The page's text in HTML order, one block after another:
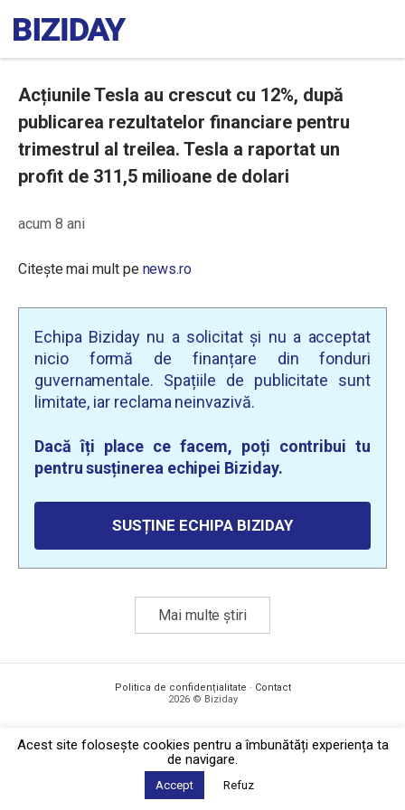
Acțiunile Tesla au crescut cu 12%, după
publicarea rezultatelor financiare pentru
trimestrul al treilea. Tesla a raportat un
profit de 311,5 milioane de dolari
acum 8 ani
Citește mai mult pe news.ro
Echipa Biziday nu a solicitat și nu a acceptat
nicio formă de finanțare din fonduri
guvernamentale. Spațiile de publicitate sunt
limitate, iar reclama neinvazivă.
Dacă îți place ce facem, poți contribui tu
pentru susținerea echipei Biziday.
SUSȚINE ECHIPA BIZIDAY
Mai multe știri
Politica de confidențialitate · Contact
2026 © Biziday
Acest site foloseşte cookies pentru a îmbunătăți experiența ta
de navigare.
Accept Refuz